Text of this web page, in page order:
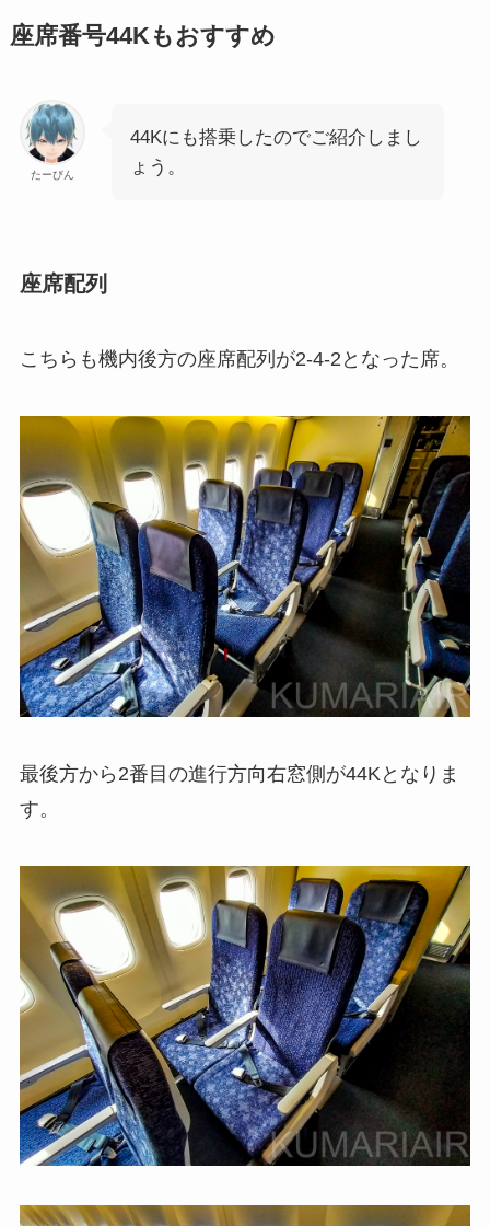
座席番号44Kもおすすめ
たーびん
44Kにも搭乗したのでご紹介しまし
ょう。
座席配列
こちらも機内後方の座席配列が2-4-2となった席。
最後方から2番目の進行方向右窓側が44Kとなりま
す。